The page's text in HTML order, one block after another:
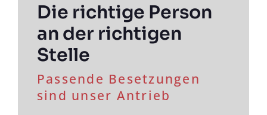
Die richtige Person
an der richtigen
Stelle
Passende Besetzungen
sind unser Antrieb